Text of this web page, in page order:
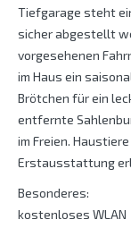
Tiefgarage steht
sicher abgestellt
vorgesehenen
im Haus ein
Brötchen für ein
entfernte
im Freien.
Erstausstattung
Besonderes:
kostenloses WLAN